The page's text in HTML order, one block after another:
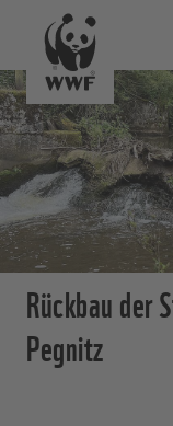
Rückbau der
Pegnitz